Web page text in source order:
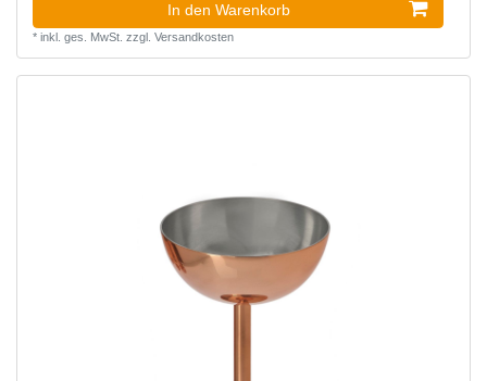
In den Warenkorb
* inkl. ges. MwSt. zzgl. Versandkosten